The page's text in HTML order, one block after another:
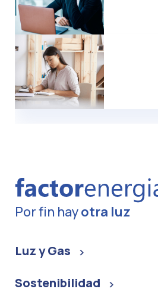
Por fin hayotra luz
Luz y Gas
Sostenibilidad